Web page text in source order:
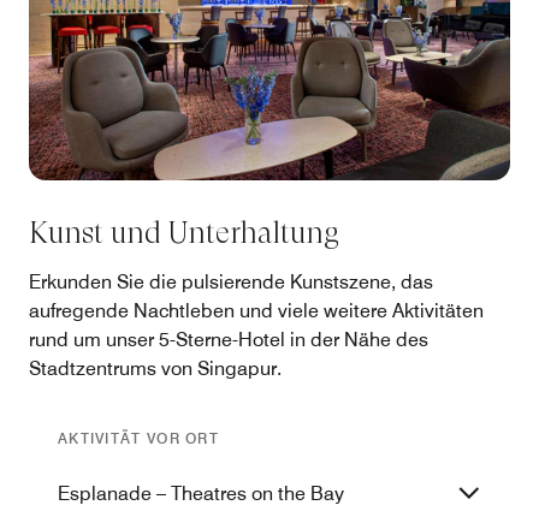
Kunst und Unterhaltung
Erkunden Sie die pulsierende Kunstszene, das
aufregende Nachtleben und viele weitere Aktivitäten
rund um unser 5-Sterne-Hotel in der Nähe des
Stadtzentrums von Singapur.
AKTIVITÄT VOR ORT
Esplanade – Theatres on the Bay